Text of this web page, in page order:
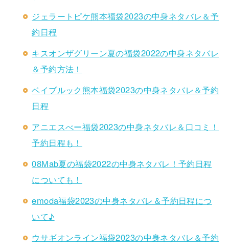
ジェラートピケ熊本福袋2023の中身ネタバレ＆予
約日程
キスオンザグリーン夏の福袋2022の中身ネタバレ
＆予約方法！
ベイブルック熊本福袋2023の中身ネタバレ＆予約
日程
アニエスべー福袋2023の中身ネタバレ＆口コミ！
予約日程も！
08Mab夏の福袋2022の中身ネタバレ！予約日程
についても！
emoda福袋2023の中身ネタバレ＆予約日程につ
いて♪
ウサギオンライン福袋2023の中身ネタバレ＆予約